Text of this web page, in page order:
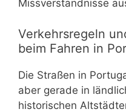
Missverständnisse
Verkehrsregeln
beim Fahren in
Die Straßen in
aber gerade in
historischen